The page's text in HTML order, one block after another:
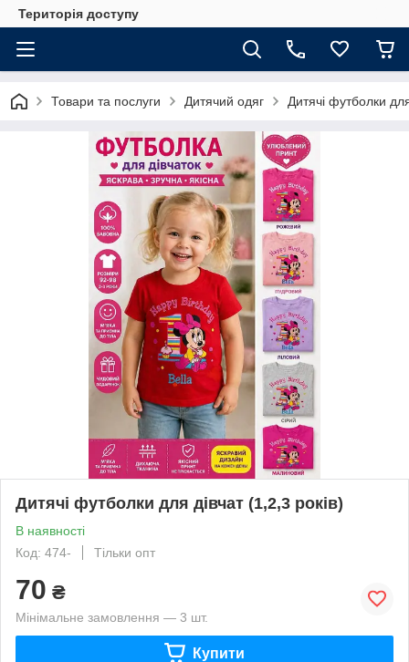
Територія доступу
Товари та послуги Дитячий одяг Дитячі футболки
Дитячі футболки для дівчат (1,2,3 років)
В наявності
Код: 474-
Тільки опт
70 ₴
Мінімальне замовлення — 3 шт.
Купити